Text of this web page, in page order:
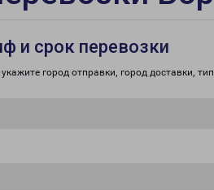
и срок перевозки
город отправки, город доставки,